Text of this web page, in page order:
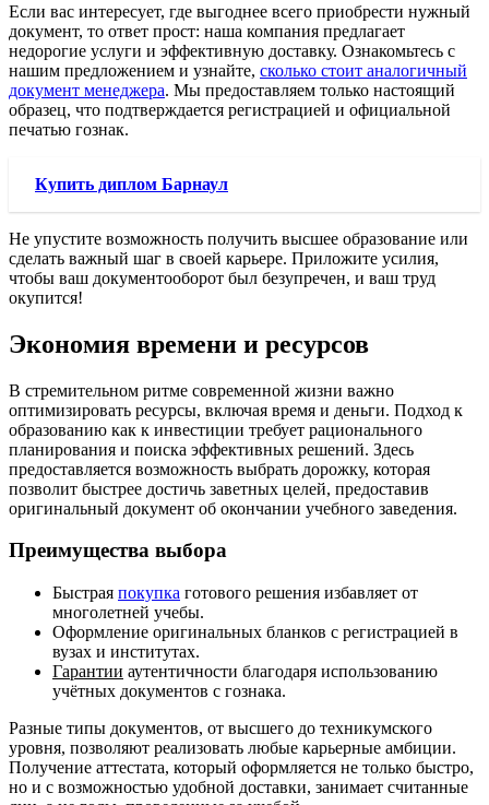
Если вас интересует, где выгоднее всего приобрести нужный
документ, то ответ прост: наша компания предлагает
недорогие услуги и эффективную доставку. Ознакомьтесь с
нашим предложением и узнайте, сколько стоит аналогичный
документ менеджера. Мы предоставляем только настоящий
образец, что подтверждается регистрацией и официальной
печатью гознак.
Купить диплом Барнаул
Не упустите возможность получить высшее образование или
сделать важный шаг в своей карьере. Приложите усилия,
чтобы ваш документооборот был безупречен, и ваш труд
окупится!
Экономия времени и ресурсов
В стремительном ритме современной жизни важно
оптимизировать ресурсы, включая время и деньги. Подход к
образованию как к инвестиции требует рационального
планирования и поиска эффективных решений. Здесь
предоставляется возможность выбрать дорожку, которая
позволит быстрее достичь заветных целей, предоставив
оригинальный документ об окончании учебного заведения.
Преимущества выбора
Быстрая покупка готового решения избавляет от
многолетней учебы.
Оформление оригинальных бланков с регистрацией в
вузах и институтах.
Гарантии аутентичности благодаря использованию
учётных документов с гознака.
Разные типы документов, от высшего до техникумского
уровня, позволяют реализовать любые карьерные амбиции.
Получение аттестата, который оформляется не только быстро,
но и с возможностью удобной доставки, занимает считанные